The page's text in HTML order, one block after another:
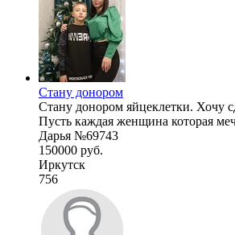
Стану донором
Стану донором яйцеклетки. Хочу
Пусть каждая женщина которая
Дарья №69743
150000 руб.
Иркутск
756